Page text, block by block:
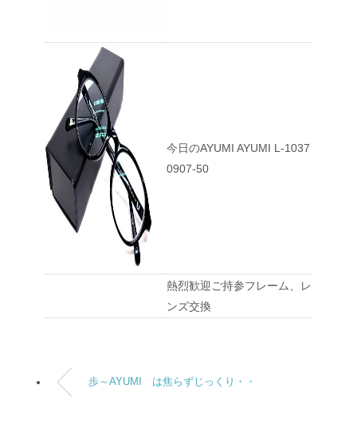
今日のAYUMI AYUMI L-1037
0907-50
熱烈歓迎ご持参フレーム、レ
ンズ交換
歩～AYUMI は焦らずじっくり・・